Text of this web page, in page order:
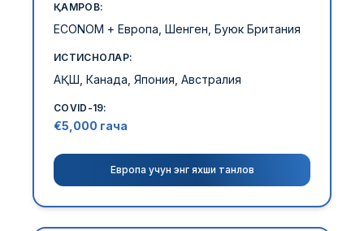
ҚАМРОВ:
ECONOM + Европа, Шенген, Буюк Британия
ИСТИСНОЛАР:
АҚШ, Канада, Япония, Австралия
COVID-19:
€5,000 гача
Европа учун энг яхши танлов